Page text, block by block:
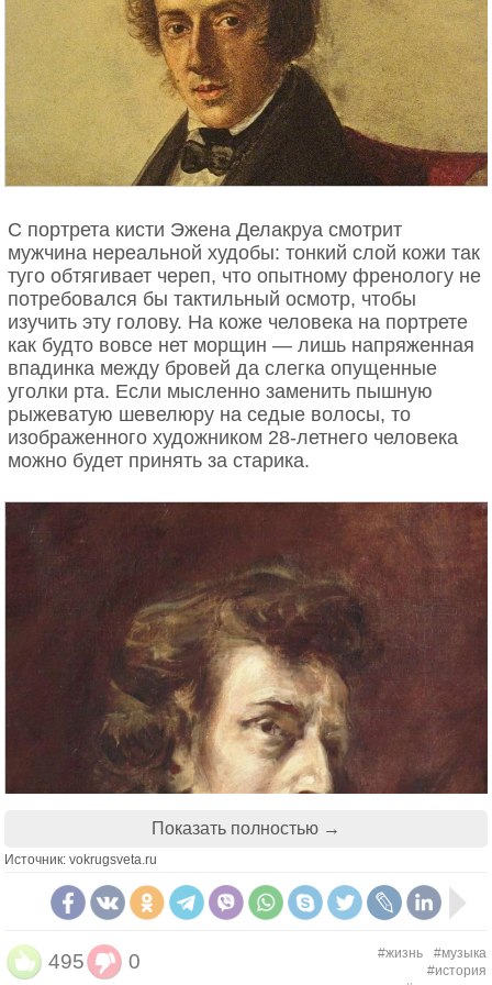
впору прощаться с жизнью». Что Дмитрий
Дмитриевич и делал — тем более, что был в ту
пору молодым семьянином: жена Нина ждала их
первенца — дочь Галину.
С Ниной Варзар юный Дмитрий обручился тайком
от родственников: мать его была, по
воспоминаниям самого композитора, женщиной
отношениям с другой девушкой. Нет, Софья
Васильевна Шостакович (Кокоулина) не страдала
от ревности: скорее, она не доверяла
болезненного сына чужой заботе. Здоровье юноши
пошатнулось вскоре после смерти отца, лишившей
семью средств к существованию.
Тогда Митя учился в Петроградской
консерватории, в послереволюционные годы не
способной давать достаточный паек. В 1922 году
операция по удалению аппендикса едва не стала
начиналась рвота; на сестру милосердия
обрушились все известные ему бранные слова, а
под конец он стал просить знакомого, чтобы тот
привел милиционера, способного единым махом
положить конец всем мучениям. Пусть с порога
меня пристрелит, молил он. Но приятель отказал
ему в избавлении», — так описывает тот день
Джулиан Барнс.
С портрета кисти Эжена Делакруа смотрит
мужчина нереальной худобы: тонкий слой кожи так
туго обтягивает череп, что опытному френологу не
потребовался бы тактильный осмотр, чтобы
изучить эту голову. На коже человека на портрете
как будто вовсе нет морщин — лишь напряженная
впадинка между бровей да слегка опущенные
уголки рта. Если мысленно заменить пышную
рыжеватую шевелюру на седые волосы, то
изображенного художником 28-летнего человека
можно будет принять за старика.
Показать полностью →
Источник: vokrugsveta.ru
495 0 #жизнь
#музыка
#история